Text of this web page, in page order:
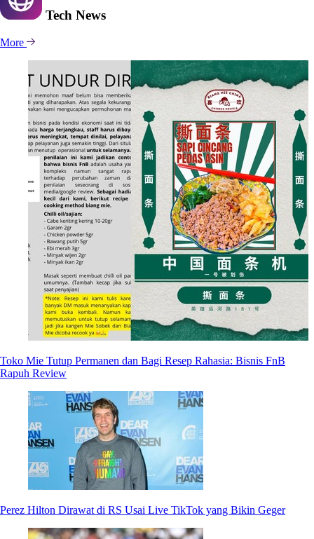
Tech News
More
Toko Mie Tutup Permanen dan Bagi Resep Rahasia: Bisnis FnB
Rapuh Review
Perez Hilton Dirawat di RS Usai Live TikTok yang Bikin Geger